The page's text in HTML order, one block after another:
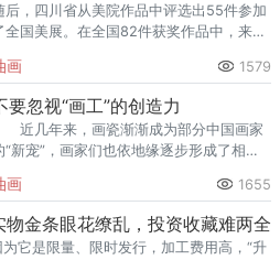
后，四川省从美院作品中评选出55件参加
全国美展。在全国82件获奖作品中，来自
画 1579
要忽视“画工”的创造力
近几年来，画瓷渐渐成为部分中国画家
“新宠”，画家们也依地缘逐步形成了相对
画 1655
物金条眼花缭乱，投资收藏难两全
为它是限量、限时发行，加工费用高，“升